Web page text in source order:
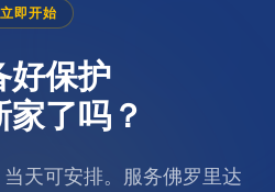
立即开始
好保护
了吗？
天可安排。服务佛罗里达